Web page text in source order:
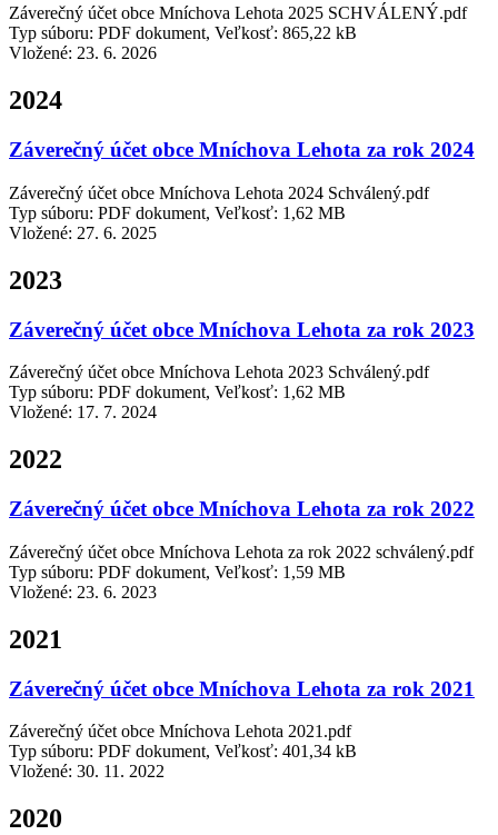
Záverečný účet obce Mníchova Lehota 2025 SCHVÁLENÝ.pdf
Typ súboru: PDF dokument, Veľkosť: 865,22 kB
Vložené: 23. 6. 2026
2024
Záverečný účet obce Mníchova Lehota za rok 2024
Záverečný účet obce Mníchova Lehota 2024 Schválený.pdf
Typ súboru: PDF dokument, Veľkosť: 1,62 MB
Vložené: 27. 6. 2025
2023
Záverečný účet obce Mníchova Lehota za rok 2023
Záverečný účet obce Mníchova Lehota 2023 Schválený.pdf
Typ súboru: PDF dokument, Veľkosť: 1,62 MB
Vložené: 17. 7. 2024
2022
Záverečný účet obce Mníchova Lehota za rok 2022
Záverečný účet obce Mníchova Lehota za rok 2022 schválený.pdf
Typ súboru: PDF dokument, Veľkosť: 1,59 MB
Vložené: 23. 6. 2023
2021
Záverečný účet obce Mníchova Lehota za rok 2021
Záverečný účet obce Mníchova Lehota 2021.pdf
Typ súboru: PDF dokument, Veľkosť: 401,34 kB
Vložené: 30. 11. 2022
2020